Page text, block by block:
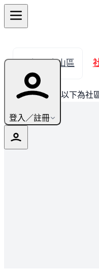
登入／註冊
← 返回文山區
此建案已完銷，以下為社